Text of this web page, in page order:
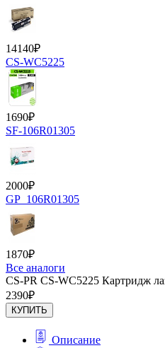
14140₽
CS-WC5225
1690₽
SF-106R01305
2000₽
GP_106R01305
1870₽
Все аналоги
CS-PR CS-WC5225 Картридж
2390₽
КУПИТЬ
Описание